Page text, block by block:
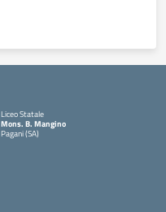
Liceo Statale
Mons. B. Mangino
Pagani (SA)
— Visita la pagina iniziale della scuola